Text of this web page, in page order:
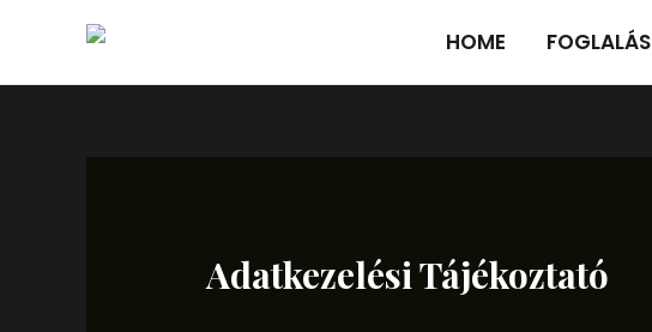
HOME FOGLALÁS
Adatkezelési Tájékoztató